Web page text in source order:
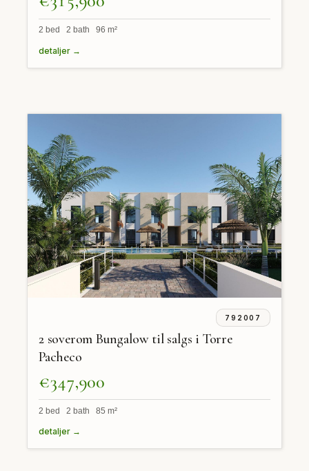
2 bed 2 bath 96 m²
detaljer →
792007
2 soverom Bungalow til salgs i Torre
Pacheco
€347,900
2 bed 2 bath 85 m²
detaljer →